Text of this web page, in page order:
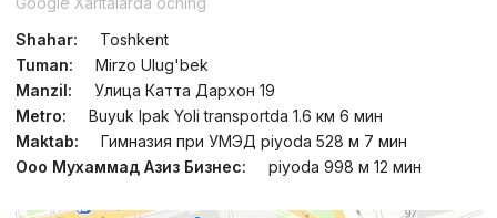
Shahar:
Toshkent
Tuman:
Mirzo Ulug'bek
Manzil:
Улица Катта Дархон 19
Metro:
Buyuk Ipak Yoli transportda 1.6 км 6 мин
Maktab:
Гимназия при УМЭД piyoda 528 м 7 мин
Ооо Мухаммад Азиз Бизнес:
piyoda 998 м 12 мин